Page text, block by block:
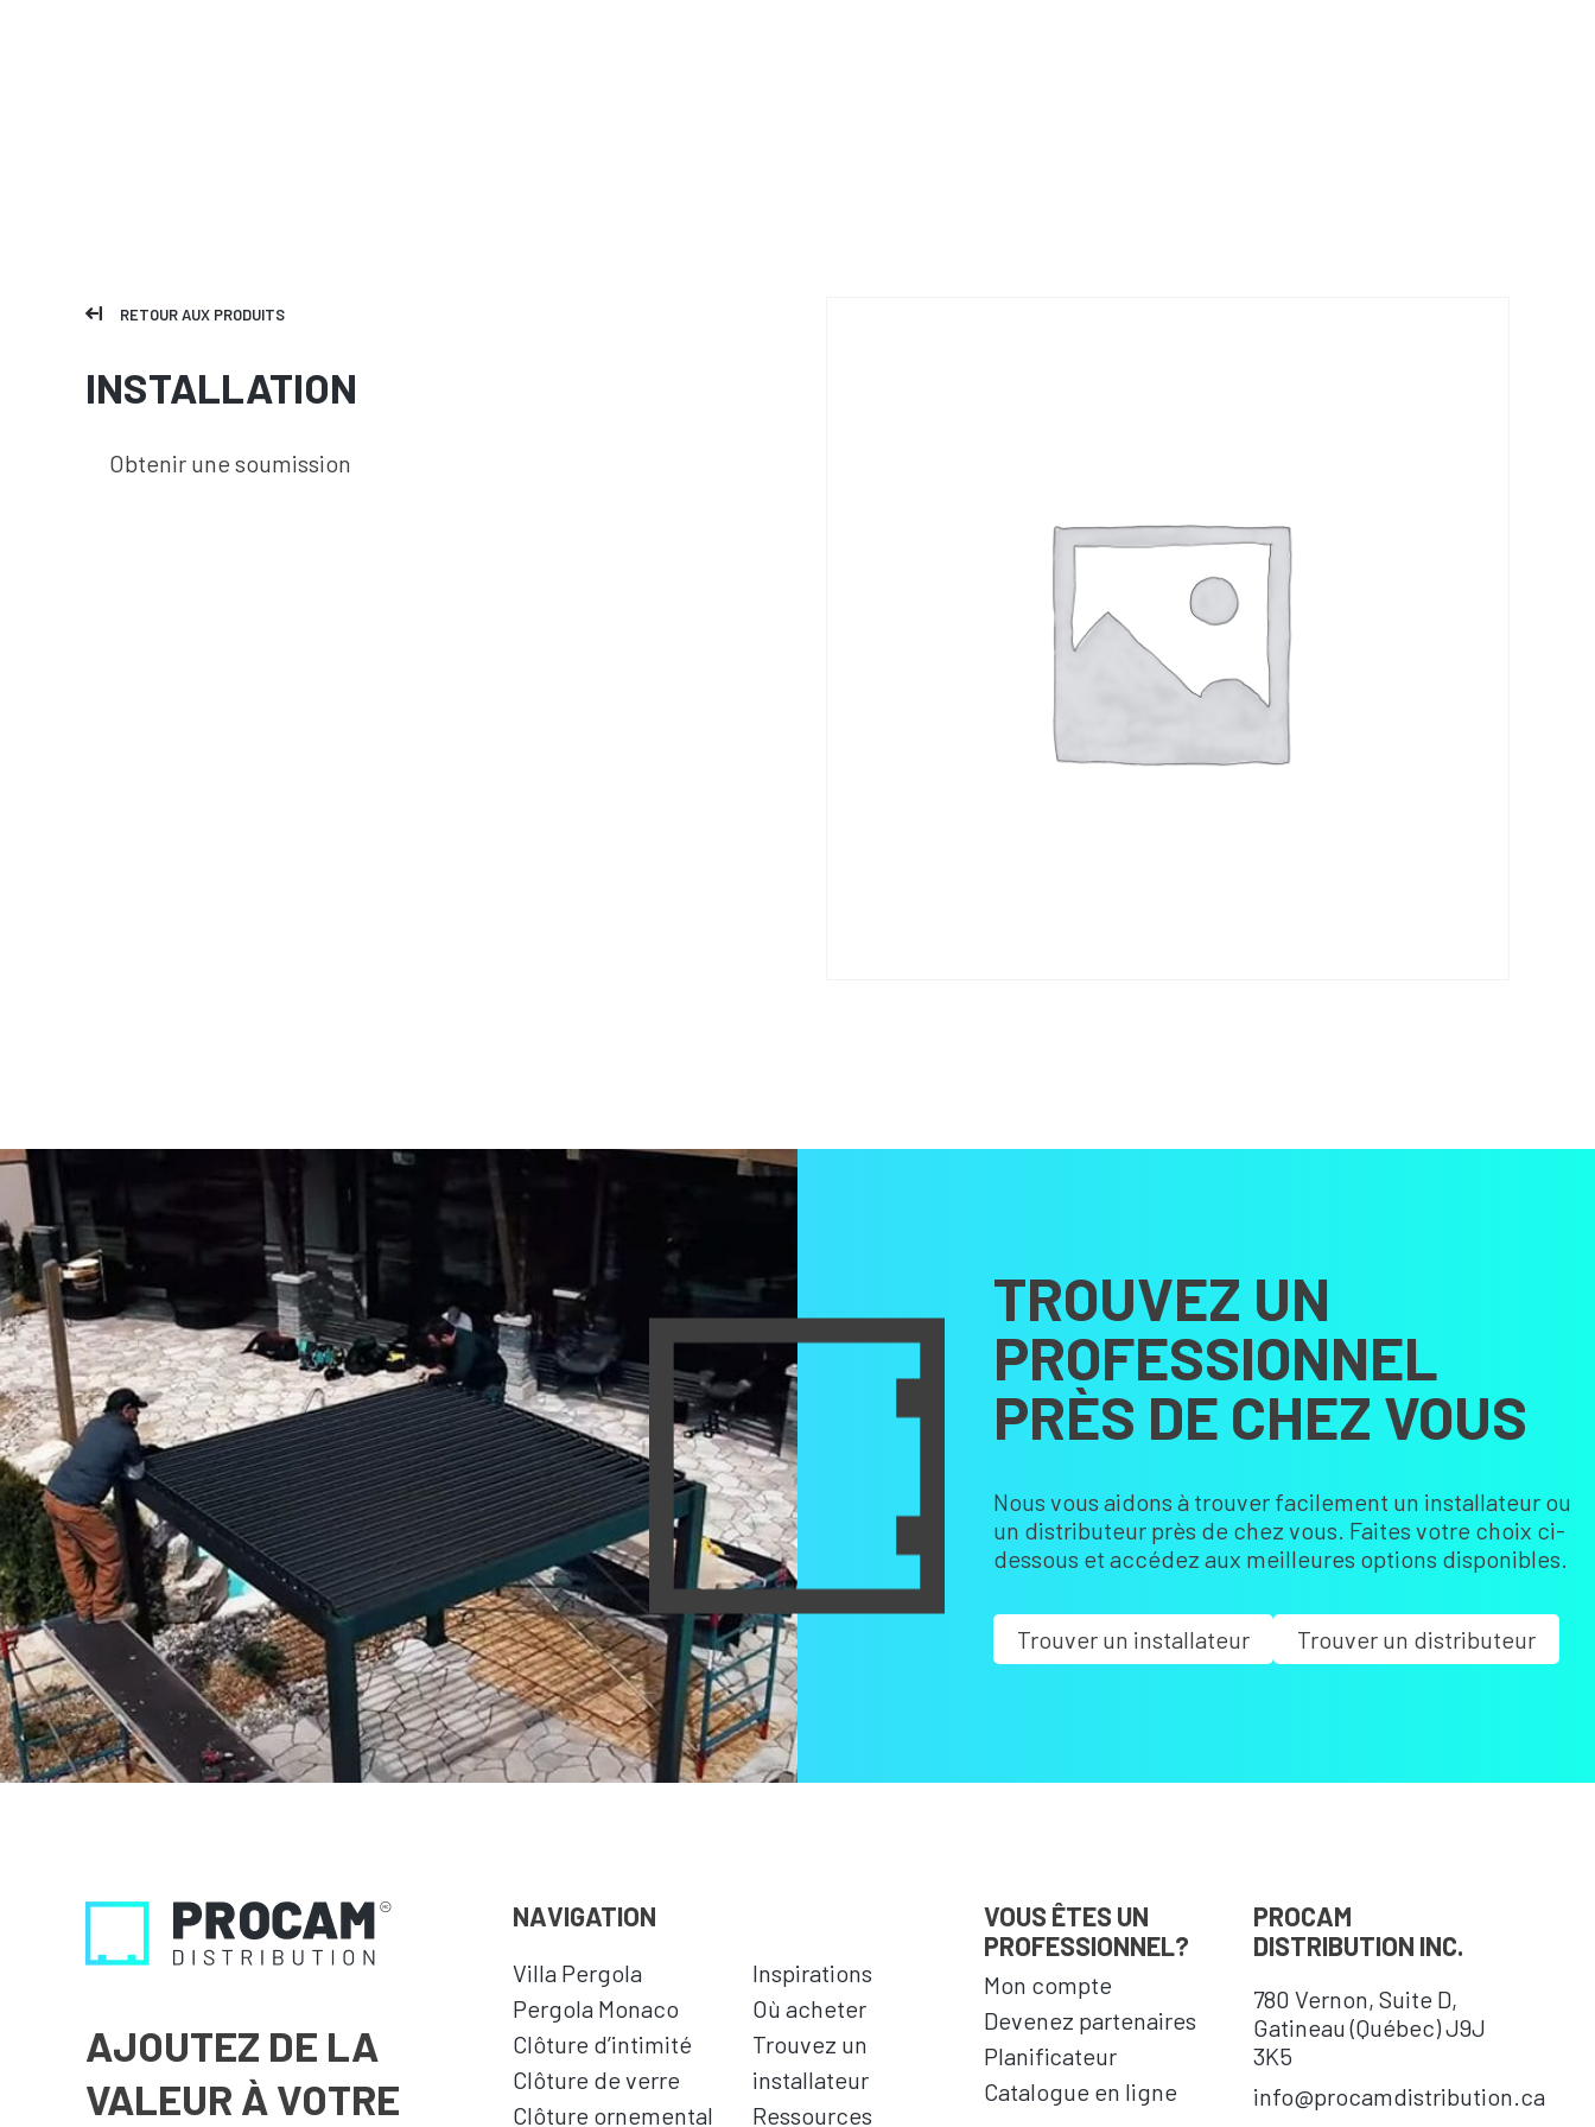
RETOUR AUX PRODUITS
INSTALLATION
Obtenir une soumission
TROUVEZ UN
PROFESSIONNEL
PRÈS DE CHEZ VOUS
Nous vous aidons à trouver facilement un installateur ou
un distributeur près de chez vous. Faites votre choix ci-
dessous et accédez aux meilleures options disponibles.
Trouver un installateur Trouver un distributeur
AJOUTEZ DE LA
VALEUR À VOTRE
NAVIGATION
Villa Pergola
Pergola Monaco
Clôture d’intimité
Clôture de verre
Clôture ornemental
Inspirations
Où acheter
Trouvez un
installateur
Ressources
VOUS ÊTES UN
PROFESSIONNEL?
Mon compte
Devenez partenaires
Planificateur
Catalogue en ligne
PROCAM
DISTRIBUTION INC.
780 Vernon, Suite D,
Gatineau (Québec) J9J
3K5
info@procamdistribution.ca